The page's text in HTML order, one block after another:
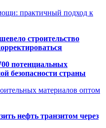
практичный подход к
строительство
потенциальных
безопасности страны
материалов оптом
нефть транзитом через